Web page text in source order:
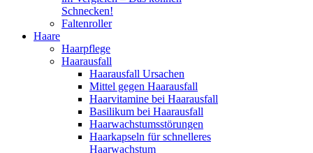
Schnecken!
Faltenroller
Haare
Haarpflege
Haarausfall
Haarausfall Ursachen
Mittel gegen Haarausfall
Haarvitamine bei Haarausfall
Basilikum bei Haarausfall
Haarwachstumsstörungen
Haarkapseln für schnelleres
Haarwachstum